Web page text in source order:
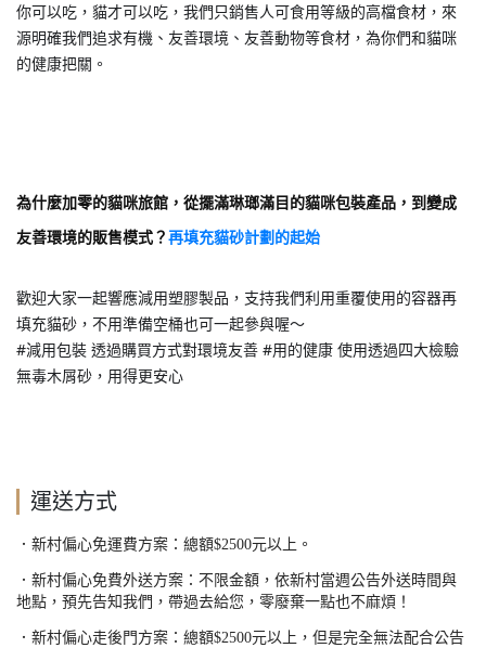
你可以吃，貓才可以吃，我們只銷售人可食用等級的高檔食材，來
源明確我們追求有機、友善環境、友善動物等食材，為你們和貓咪
的健康把關。
為什麼加零的貓咪旅館，從擺滿琳瑯滿目的貓咪包裝產品，到變成
友善環境的販售模式？ 再填充貓砂計劃的起始
歡迎大家一起響應減用塑膠製品，支持我們利用重覆使用的容器再
填充貓砂，不用準備空桶也可一起參與喔～
#減用包裝 透過購買方式對環境友善 #用的健康 使用透過四大檢驗
無毒木屑砂，用得更安心
運送方式
．新村偏心免運費方案：總額$2500元以上。
．新村偏心免費外送方案：不限金額，依新村當週公告外送時間與
地點，預先告知我們，帶過去給您，零廢棄一點也不麻煩！
．新村偏心走後門方案：總額$2500元以上，但是完全無法配合公告